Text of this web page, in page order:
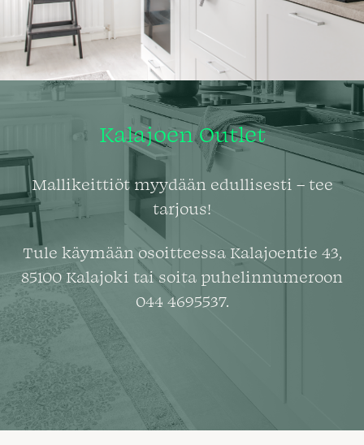
Kalajoen Outlet
Mallikeittiöt myydään edullisesti – tee
tarjous!
Tule käymään osoitteessa Kalajoentie 43,
85100 Kalajoki tai soita puhelinnumeroon
044 4695537.